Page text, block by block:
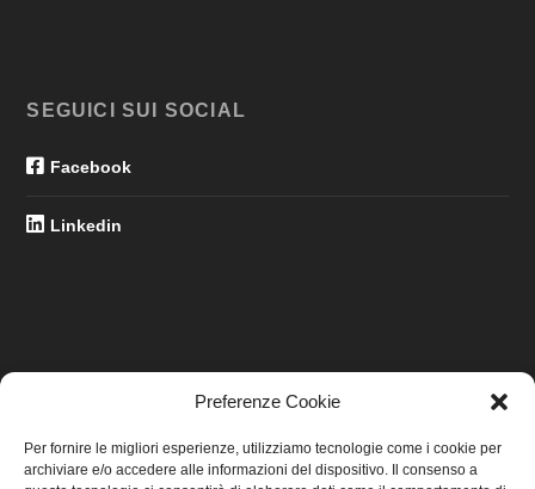
Preferenze Cookie
Per fornire le migliori esperienze, utilizziamo tecnologie come i cookie per
archiviare e/o accedere alle informazioni del dispositivo. Il consenso a
SEGUICI SUI SOCIAL
Facebook
Linkedin
Home